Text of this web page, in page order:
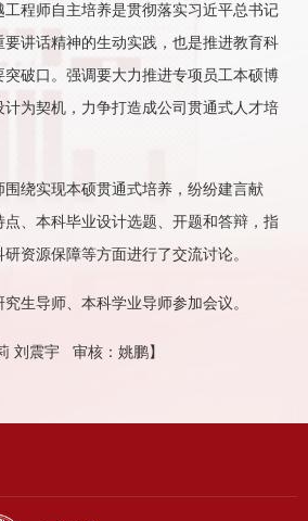
程师自主培养是贯彻落实习近平总书记
讲话精神的生动实践，也是推进教育科
破口。强调要大力推进专项员工本硕博
为契机，力争打造成公司贯通式人才培
绕实现本硕贯通式培养，纷纷建言献
、本科毕业设计选题、开题和答辩，指
资源保障等方面进行了交流讨论。
生导师、本科学业导师参加会议。
刘震宇 审核：姚鹏】